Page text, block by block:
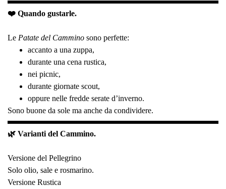
❤️ Quando gustarle.
Le Patate del Cammino sono perfette:
accanto a una zuppa,
durante una cena rustica,
nei picnic,
durante giornate scout,
oppure nelle fredde serate d’inverno.
Sono buone da sole ma anche da condividere.
🌿 Varianti del Cammino.
Versione del Pellegrino
Solo olio, sale e rosmarino.
Versione Rustica